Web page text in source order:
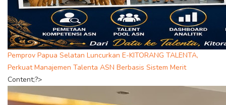
Pemprov Papua Selatan Luncurkan E-KITORANG TALENTA,
Perkuat Manajemen Talenta ASN Berbasis Sistem Merit
Content;?>